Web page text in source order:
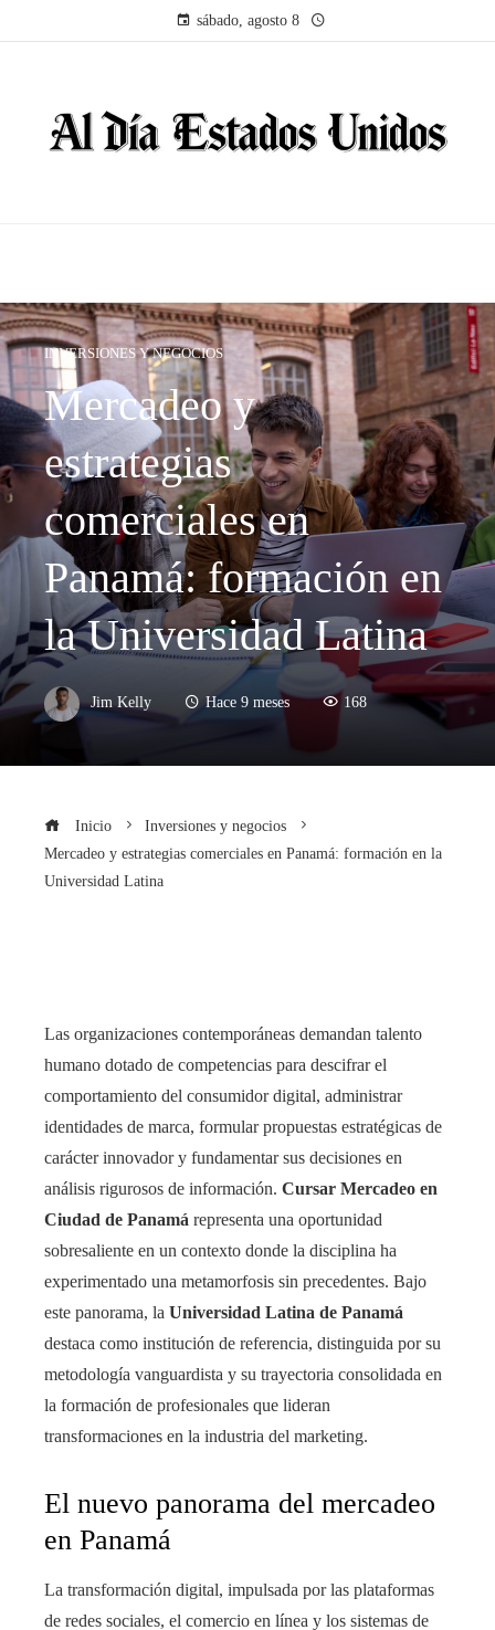
sábado, agosto 8
INVERSIONES Y NEGOCIOS
Mercadeo y
estrategias
comerciales en
Panamá: formación en
la Universidad Latina
Jim Kelly Hace 9 meses 168
Inicio
Inversiones y negocios
Mercadeo y estrategias comerciales en Panamá: formación en la
Universidad Latina
Las organizaciones contemporáneas demandan talento
humano dotado de competencias para descifrar el
comportamiento del consumidor digital, administrar
identidades de marca, formular propuestas estratégicas de
carácter innovador y fundamentar sus decisiones en
análisis rigurosos de información. Cursar Mercadeo en
Ciudad de Panamá representa una oportunidad
sobresaliente en un contexto donde la disciplina ha
experimentado una metamorfosis sin precedentes. Bajo
este panorama, la Universidad Latina de Panamá
destaca como institución de referencia, distinguida por su
metodología vanguardista y su trayectoria consolidada en
la formación de profesionales que lideran
transformaciones en la industria del marketing.
El nuevo panorama del mercadeo
en Panamá
La transformación digital, impulsada por las plataformas
de redes sociales, el comercio en línea y los sistemas de